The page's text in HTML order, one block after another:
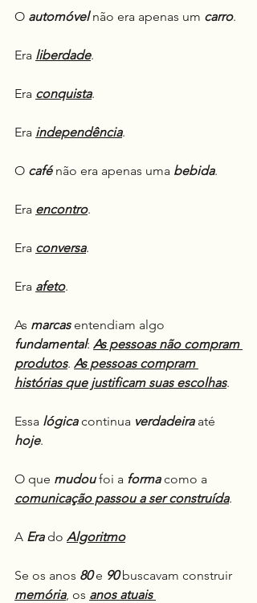
O automóvel não era apenas um carro.
Era liberdade.
Era conquista.
Era independência.
O café não era apenas uma bebida.
Era encontro.
Era conversa.
Era afeto.
As marcas entendiam algo
fundamental: As pessoas não compram
produtos. As pessoas compram
histórias que justificam suas escolhas.
Essa lógica continua verdadeira até
hoje.
O que mudou foi a forma como a
comunicação passou a ser construída.
A Era do Algoritmo
Se os anos 80 e 90 buscavam construir
memória, os anos atuais